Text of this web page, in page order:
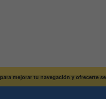
mejorar tu navegación y ofrecerte